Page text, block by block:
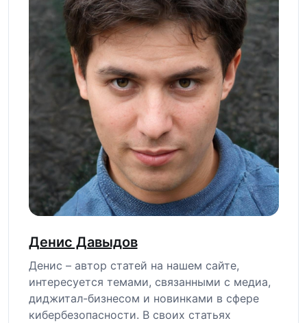
Денис Давыдов
Денис – автор статей на нашем сайте,
интересуется темами, связанными с медиа,
диджитал-бизнесом и новинками в сфере
кибербезопасности. В своих статьях